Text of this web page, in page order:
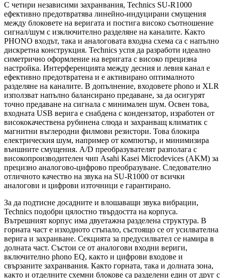
С четири независими захранвания, Technics SU-R1000
ефективно предотвратява линейно-индуцирани смущения
между блоковете на веригата и постига високо съотношение
сигнал/шум с изключително разделяне на каналите. Както
PHONO входът, така и аналоговата входна схема са с напълно
дискретна конструкция. Technics успя да разработи идеално
симетрично оформление на веригата с високо прецизна
настройка. Интерференцията между десния и левия канал е
ефективно предотвратена и е активирано оптималното
разделяне на каналите. В допълнение, входовете phono и XLR
използват напълно балансирано предаване, за да осигурят
точно предаване на сигнала с минимален шум. Освен това,
входната USB верига е снабдена с кондензатор, изработен от
висококачествена рубинена слюда и захранващ климатик с
магнитни въглеродни филмови резистори. Това блокира
електрическия шум, например от компютър, и минимизира
външните смущения. A/D преобразувателят разполага с
високопроизводителен чип Asahi Kasei Microdevices (AKM) за
прецизно аналогово-цифрово преобразуване. Следователно
отличното качество на звука на SU-R1000 от всички
аналогови и цифрови източници е гарантирано.
За да подтисне досадните и влошаващи звука вибрации,
Technics подобри цялостно твърдостта на корпуса.
Вътрешният корпус има двуетажна разделена структура. В
горната част е изходното стъпало, състоящо се от усилвателна
верига и захранване. Секцията за предусилвател се намира в
долната част. Състои се от аналогови входни вериги,
включително phono EQ, както и цифрови входове и
свързаните захранвания. Както горната, така и долната зона,
както и отделните схемни блокове са разделени един от друг с